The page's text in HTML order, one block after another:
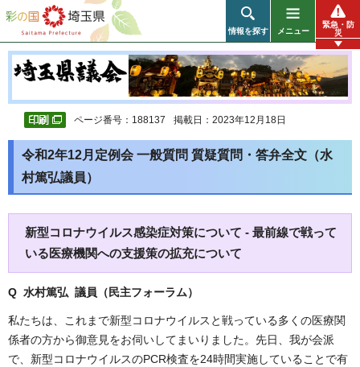
彩の国 埼玉県
情報を探す メニュー
緊急・防
災
ページ番号：188137 掲載日：2023年12月18日
令和2年12月定例会 一般質問 質疑質問・答弁全文（水
村篤弘議員）
新型コロナウイルス感染症対策について - 最前線で戦って
いる医療機関への支援策の拡充について
Q 水村篤弘 議員（民主フォーラム）
私たちは、これまで新型コロナウイルスと戦っている多くの医療関
係者の方から御意見をお伺いしてまいりました。先日、我が会派
で、新型コロナウイルスのPCR検査を24時間実施していることで有